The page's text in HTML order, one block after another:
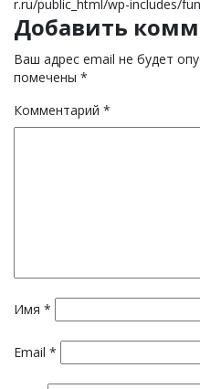
r.ru/public_html/wp-includes/
Добавить
Ваш адрес email не будет
помечены *
Комментарий *
Имя *
Email *